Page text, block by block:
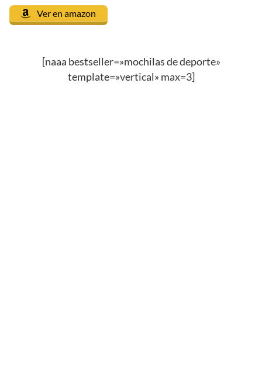
Ver en amazon
[naaa bestseller=»mochilas de deporte»
template=»vertical» max=3]